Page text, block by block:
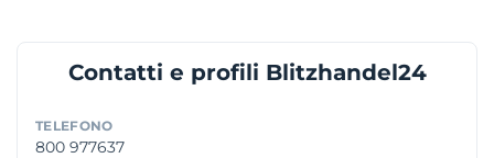
Contatti e profili Blitzhandel24
TELEFONO
800 977637